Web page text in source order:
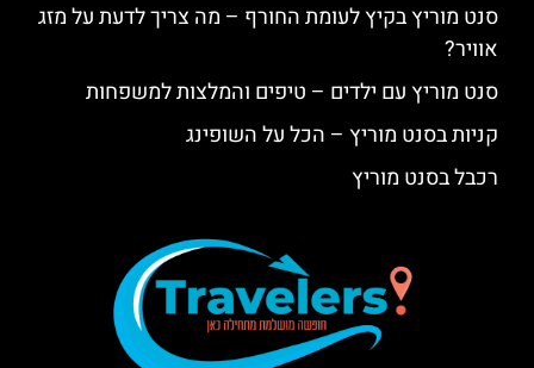
סנט מוריץ בקיץ לעומת החורף – מה צריך לדעת על מזג
אוויר?
סנט מוריץ עם ילדים – טיפים והמלצות למשפחות
קניות בסנט מוריץ – הכל על השופינג
רכבל בסנט מוריץ